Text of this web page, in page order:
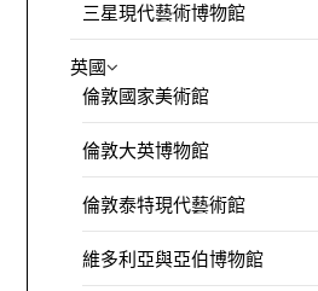
三星現代藝術博物館
英國
倫敦國家美術館
倫敦大英博物館
倫敦泰特現代藝術館
維多利亞與亞伯博物館